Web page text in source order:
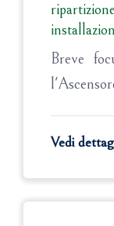
Breve
Vedi